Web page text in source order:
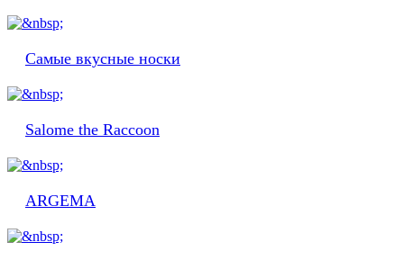
Самые вкусные носки
Salome the Raccoon
ARGEMA